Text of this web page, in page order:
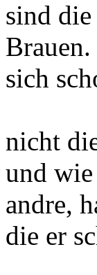
sind
sich
nicht
und
andre,
die er